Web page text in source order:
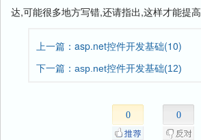
达,可能很多地方写错,还请指出,这样才能提高
上一篇：asp.net控件开发基础(10)
下一篇：asp.net控件开发基础(12)
0 0